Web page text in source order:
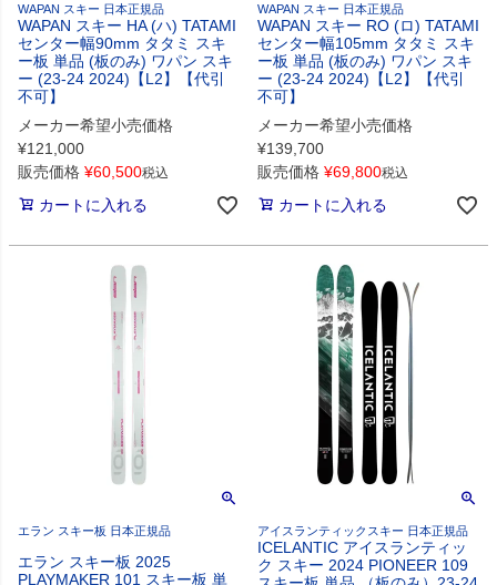
WAPAN スキー 日本正規品
WAPAN スキー HA (ハ) TATAMI
センター幅90mm タタミ スキ
ー板 単品 (板のみ) ワパン スキ
ー (23-24 2024)【L2】【代引
不可】
メーカー希望小売価格
¥121,000
販売価格 ¥60,500税込
カートに入れる
WAPAN スキー 日本正規品
WAPAN スキー RO (ロ) TATAMI
センター幅105mm タタミ スキ
ー板 単品 (板のみ) ワパン スキ
ー (23-24 2024)【L2】【代引
不可】
メーカー希望小売価格
¥139,700
販売価格 ¥69,800税込
カートに入れる
エラン スキー板 日本正規品
エラン スキー板 2025
PLAYMAKER 101 スキー板 単
アイスランティックスキー 日本正規品
ICELANTIC アイスランティッ
ク スキー 2024 PIONEER 109